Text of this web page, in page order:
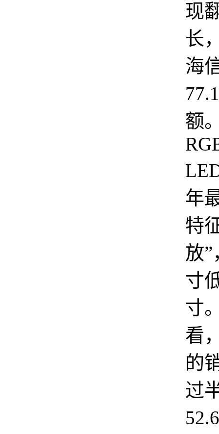
现
长
海
额
年
特
放
寸
寸
看
的
过